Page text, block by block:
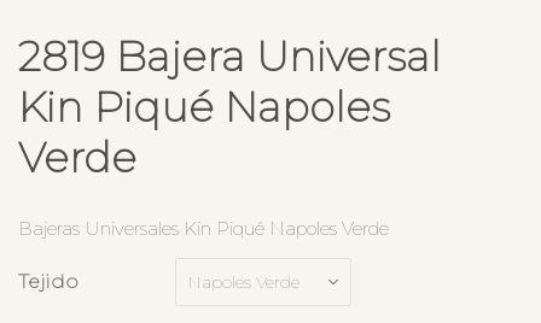
2819 Bajera Universal
Kin Piqué Napoles
Verde
Bajeras Universales Kin Piqué Napoles Verde
Tejido